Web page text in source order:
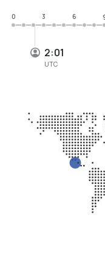
2:01
UTC
0
3 6